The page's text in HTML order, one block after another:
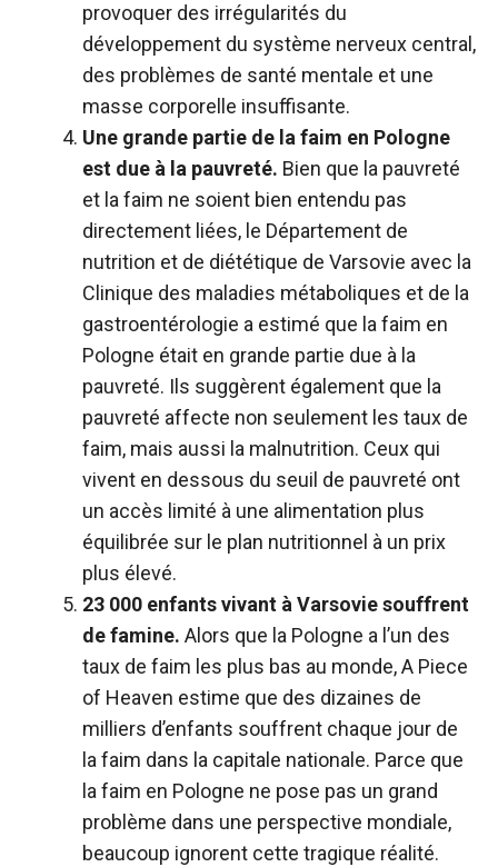
provoquer des irrégularités du
développement du système nerveux central,
des problèmes de santé mentale et une
masse corporelle insuffisante.
Une grande partie de la faim en Pologne
est due à la pauvreté. Bien que la pauvreté
et la faim ne soient bien entendu pas
directement liées, le Département de
nutrition et de diététique de Varsovie avec la
Clinique des maladies métaboliques et de la
gastroentérologie a estimé que la faim en
Pologne était en grande partie due à la
pauvreté. Ils suggèrent également que la
pauvreté affecte non seulement les taux de
faim, mais aussi la malnutrition. Ceux qui
vivent en dessous du seuil de pauvreté ont
un accès limité à une alimentation plus
équilibrée sur le plan nutritionnel à un prix
plus élevé.
23 000 enfants vivant à Varsovie souffrent
de famine. Alors que la Pologne a l’un des
taux de faim les plus bas au monde, A Piece
of Heaven estime que des dizaines de
milliers d’enfants souffrent chaque jour de
la faim dans la capitale nationale. Parce que
la faim en Pologne ne pose pas un grand
problème dans une perspective mondiale,
beaucoup ignorent cette tragique réalité.